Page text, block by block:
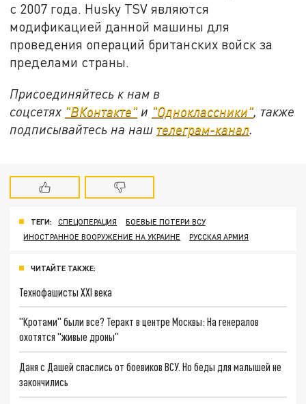
с 2007 года. Husky TSV являются
модификацией данной машины для
проведения операций британских войск за
пределами страны.
Присоединяйтесь к нам в
соцсетях "ВКонтакте" и "Одноклассники", также
подписывайтесь на наш телеграм-канал.
ТЕГИ: СПЕЦОПЕРАЦИЯ
БОЕВЫЕ ПОТЕРИ ВСУ
ИНОСТРАННОЕ ВООРУЖЕНИЕ НА УКРАИНЕ
РУССКАЯ АРМИЯ
ЧИТАЙТЕ ТАКЖЕ:
Технофашисты XXI века
"Кротами" были все? Теракт в центре Москвы: На генералов
охотятся "живые дроны"
Даня с Дашей спаслись от боевиков ВСУ. Но беды для малышей не
закончились